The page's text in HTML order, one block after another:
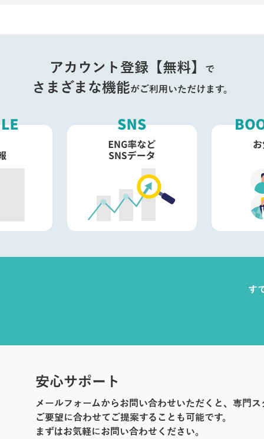
アカウント登録【無料】 で
さまざまな機能がご利用いただけます。
す
安心サポート
メールフォームからお問い合わせいただくと、専門
ご要望に合わせてご提案することも可能です。
まずはお気軽にお問い合わせください。